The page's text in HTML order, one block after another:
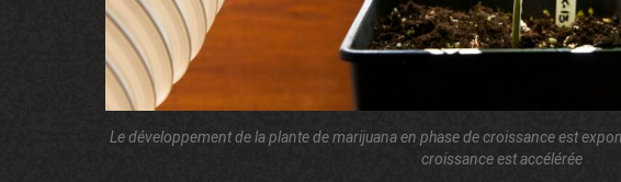
Le développement de la plante de marijuana en phase de croissance est
croissance est accélérée